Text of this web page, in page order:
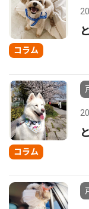
コラム
コラム